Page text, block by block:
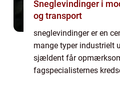
Sneglevindinger i
og transport
sneglevindinger er en
mange typer industrielt
sjældent får
fagspecialisternes